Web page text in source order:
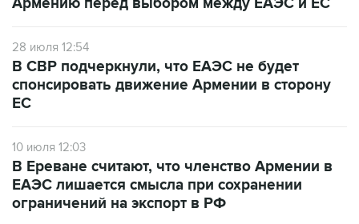
28 июля 12:54
спонсировать движение Армении в сторону
ЕС
ЕАЭС лишается смысла при сохранении
ограничений на экспорт в РФ